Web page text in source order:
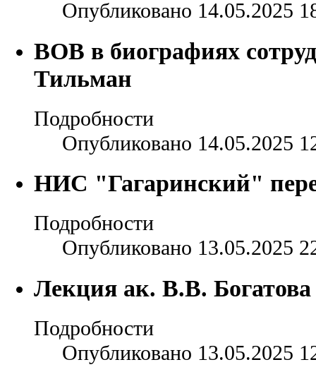
Опубликовано 14.05.2025
ВОВ в биографиях
Тильман
Подробности
Опубликовано 14.05.2025
НИС "Гагаринский"
Подробности
Опубликовано 13.05.2025
Лекция ак. В.В.
Подробности
Опубликовано 13.05.2025